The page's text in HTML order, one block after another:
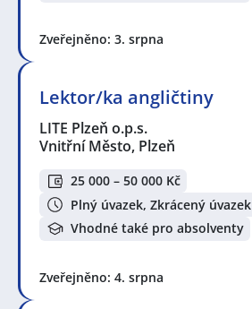
Zveřejněno: 3. srpna
Lektor/ka angličtiny
LITE Plzeň o.p.s.
Vnitřní Město, Plzeň
25 000 – 50 000 Kč
Plný úvazek, Zkrácený úvazek
Vhodné také pro absolventy
Zveřejněno: 4. srpna